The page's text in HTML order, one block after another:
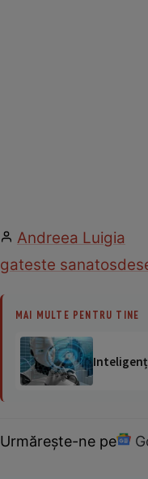
Andreea Luigia
gateste sanatos
MAI MULTE PENTRU TINE
Urmărește-ne pe